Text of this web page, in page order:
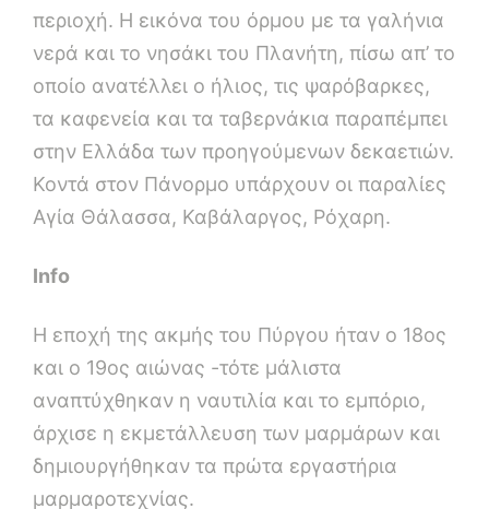
περιοχή. Η εικόνα του όρμου με τα γαλήνια
νερά και το νησάκι του Πλανήτη, πίσω απ’ το
οποίο ανατέλλει ο ήλιος, τις ψαρόβαρκες,
τα καφενεία και τα ταβερνάκια παραπέμπει
στην Ελλάδα των προηγούμενων δεκαετιών.
Κοντά στον Πάνορμο υπάρχουν οι παραλίες
Aγία Θάλασσα, Καβάλαργος, Ρόχαρη.
Info
Η εποχή της ακμής του Πύργου ήταν ο 18ος
και ο 19ος αιώνας -τότε μάλιστα
αναπτύχθηκαν η ναυτιλία και το εμπόριο,
άρχισε η εκμετάλλευση των μαρμάρων και
δημιουργήθηκαν τα πρώτα εργαστήρια
μαρμαροτεχνίας.